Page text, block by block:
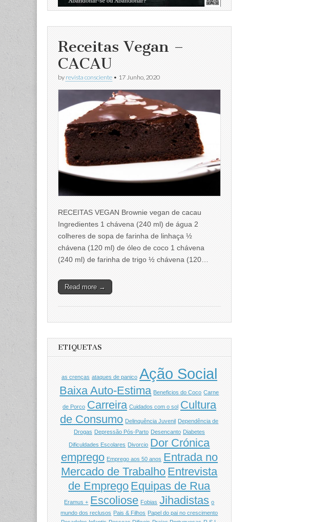
Receitas Vegan –
CACAU
by revista consciente • 17 Junho, 2020
RECEITAS VEGAN Brownie vegan de cacau
Ingredientes 1 chávena (240 ml) de água 2
colheres de sopa de farinha de linhaça ½
chávena (120 ml) de óleo de coco 1 chávena
(240 ml) de farinha de trigo ½ chávena (120…
Read more →
ETIQUETAS
as crenças ataques de panico Ação Social
Baixa Auto-Estima Beneficios do Coco Carne
de Porco Carreira Cuidados com o sol Cultura
de Consumo Delinquência Juvenil Dependência de
Drogas Depressão Pós-Parto Desencanto Diabetes
Dificuldades Escolares Divorcio Dor Crónica
emprego Emprego aos 50 anos Entrada no
Mercado de Trabalho Entrevista
de Emprego Equipas de Rua
Eramus + Escoliose Fobias Jihadistas o
mundo dos reclusos Pais & Filhos Papel do pai no crescimento